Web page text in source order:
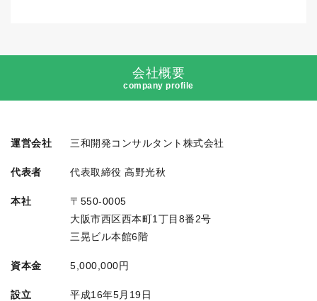
会社概要
company profile
運営会社 三和開発コンサルタント株式会社
代表者 代表取締役 高野光秋
本社
〒550-0005
大阪市西区西本町1丁目8番2号
三晃ビル本館6階
資本金 5,000,000円
設立 平成16年5月19日